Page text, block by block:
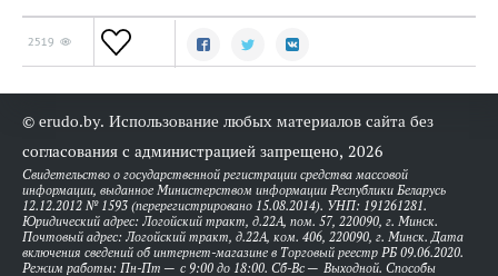
2519
© erudo.by. Использование любых материалов сайта без
согласования с администрацией запрещено, 2026
Свидетельство о государственной регистрации средства массовой
информации, выданное Министерством информации Республики Беларусь
12.12.2012 № 1593 (перерегистрировано 15.08.2014). УНП: 191261281.
Юридический адрес: Логойский тракт, д.22А, пом. 57, 220090, г. Минск.
Почтовый адрес: Логойский тракт, д.22А, ком. 406, 220090, г. Минск. Дата
включения сведений об интернет-магазине в Торговый реестр РБ 09.06.2020.
Режим работы: Пн-Пт — с 9:00 до 18:00. Сб-Вс — Выходной. Способы